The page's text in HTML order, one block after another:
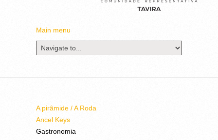
Main menu
A pirâmide / A Roda
Ancel Keys
Gastronomia